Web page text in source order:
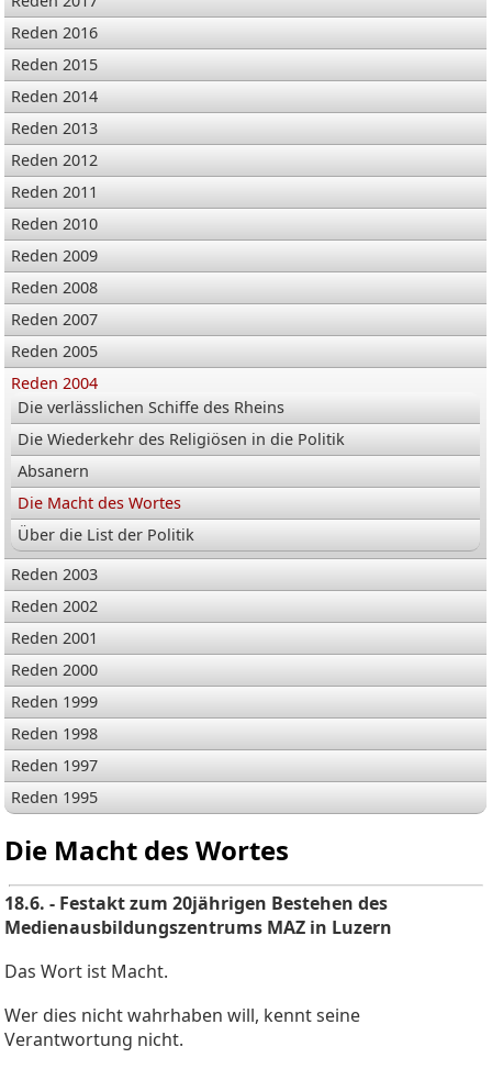
Reden 2016
Reden 2015
Reden 2014
Reden 2013
Reden 2012
Reden 2011
Reden 2010
Reden 2009
Reden 2008
Reden 2007
Reden 2005
Reden 2004
Die verlässlichen Schiffe des Rheins
Die Wiederkehr des Religiösen in die Politik
Absanern
Die Macht des Wortes
Über die List der Politik
Reden 2003
Reden 2002
Reden 2001
Reden 2000
Reden 1999
Reden 1998
Reden 1997
Reden 1995
Die Macht des Wortes
18.6. - Festakt zum 20jährigen Bestehen des
Medienausbildungszentrums MAZ in Luzern
Das Wort ist Macht.
Wer dies nicht wahrhaben will, kennt seine
Verantwortung nicht.